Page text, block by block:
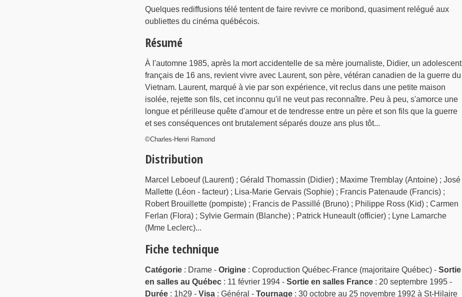
Quelques rediffusions télé tentent de faire revivre ce moribond, quasiment relégué aux
oubliettes du cinéma québécois.
Résumé
À l'automne 1985, après la mort accidentelle de sa mère journaliste, Didier, un adolescent
français de 16 ans, revient vivre avec Laurent, son père, vétéran canadien de la guerre du
Vietnam. Laurent, marqué à vie par son expérience, vit reclus dans une petite maison
isolée, rejette son fils, cet inconnu qu'il ne veut pas reconnaître. Peu à peu, s'amorce une
longue et périlleuse quête d'amour et de tendresse entre un père et son fils que la guerre
et ses conséquences ont brutalement séparés douze ans plus tôt...
©Charles-Henri Ramond
Distribution
Marcel Leboeuf (Laurent) ; Gérald Thomassin (Didier) ; Maxime Tremblay (Antoine) ; José
Mallette (Léon - facteur) ; Lisa-Marie Gervais (Sophie) ; Francis Patenaude (Francis) ;
Robert Brouillette (pompiste) ; Francis de Passillé (Bruno) ; Philippe Ross (Kid) ; Carmen
Ferlan (Flora) ; Sylvie Germain (Blanche) ; Patrick Huneault (officier) ; Lyne Lamarche
(Mme Leclerc)...
Fiche technique
Catégorie: Drame - Origine: Coproduction Québec-France (majoritaire Québec) - Sortie
en salles au Québec: 11 février 1994 - Sortie en salles France: 20 septembre 1995 -
Durée: 1h29 - Visa: Général - Tournage: 30 octobre au 25 novembre 1992 à St-Hilaire